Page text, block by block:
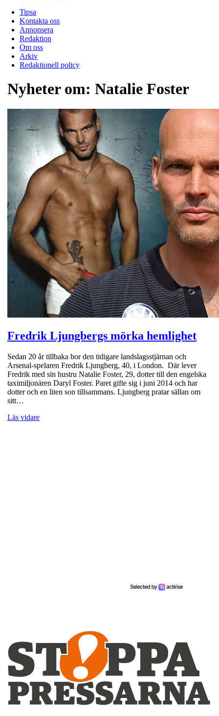
Tipsa
Kontakta oss
Annonsera
Redaktion
Om oss
Arkiv
Redaktionell policy
Nyheter om: Natalie Foster
Fredrik Ljungbergs mörka hemlighet
Sedan 20 år tillbaka bor den tidigare landslagsstjärnan och
Arsenal-spelaren Fredrik Ljungberg, 40, i London. Där lever
Fredrik med sin hustru Natalie Foster, 29, dotter till den engelska
taximiljonären Daryl Foster. Paret gifte sig i juni 2014 och har
dotter och en liten son tillsammans. Ljungberg pratar sällan om
sitt…
Läs vidare